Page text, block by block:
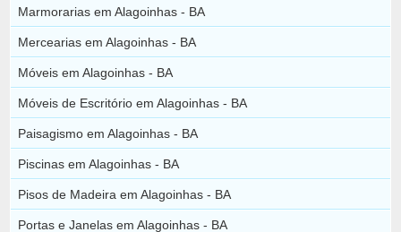
Marmorarias em Alagoinhas - BA
Mercearias em Alagoinhas - BA
Móveis em Alagoinhas - BA
Móveis de Escritório em Alagoinhas - BA
Paisagismo em Alagoinhas - BA
Piscinas em Alagoinhas - BA
Pisos de Madeira em Alagoinhas - BA
Portas e Janelas em Alagoinhas - BA